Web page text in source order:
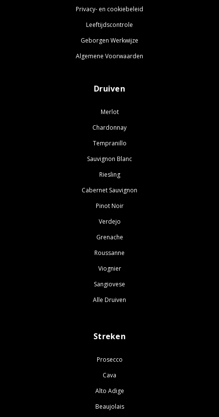
Privacy- en cookiebeleid
Leeftijdscontrole
Geborgen Werkwijze
Algemene Voorwaarden
Druiven
Merlot
Chardonnay
Tempranillo
Sauvignon Blanc
Riesling
Cabernet Sauvignon
Pinot Noir
Verdejo
Grenache
Roussanne
Viognier
Sangiovese
Alle Druiven
Streken
Prosecco
Cava
Alto Adige
Beaujolais